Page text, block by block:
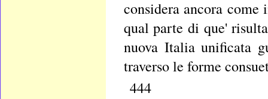
considera ancora
qual parte di que'
nuova Italia unificata
traverso le forme
444